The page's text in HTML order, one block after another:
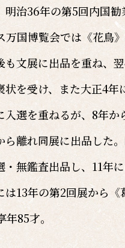
明治36年の第5回内国
万国博覧会では《花鳥
も文展に出品を重ね、
状を受け、また大正4
入選を重ねるが、8年
ら離れ同展に出品した
・無鑑査出品し、11年
は13年の第2回展から
85才。